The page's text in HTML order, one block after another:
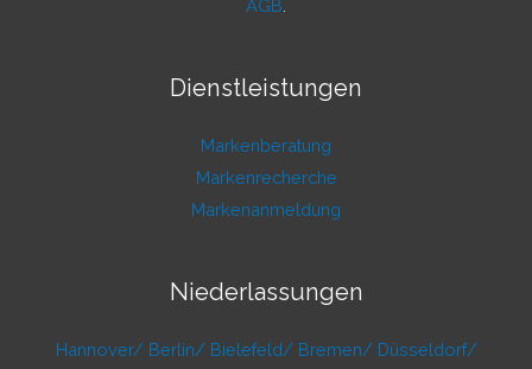
AGB
Dienstleistungen
Markenberatung
Markenrecherche
Markenanmeldung
Niederlassungen
Hannover/ Berlin/ Bielefeld/ Bremen/ Düsseldorf/